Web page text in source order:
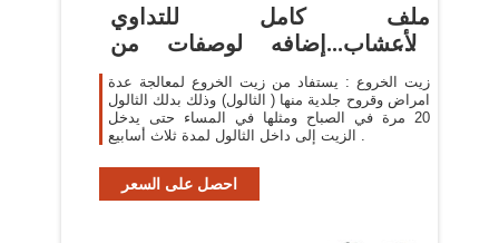
ملف كامل للتداوي
بالأعشاب...إضافه لوصفات من
الطبيعه لل د ...
زيت الخروع : يستفاد من زيت الخروع لمعالجة عدة
امراض وقروح جلدية منها ( الثالول) وذلك بدلك الثالول
20 مرة في الصباح ومثلها في المساء حتى يدخل
الزيت إلى داخل الثالول لمدة ثلاث أسابيع .
احصل على السعر